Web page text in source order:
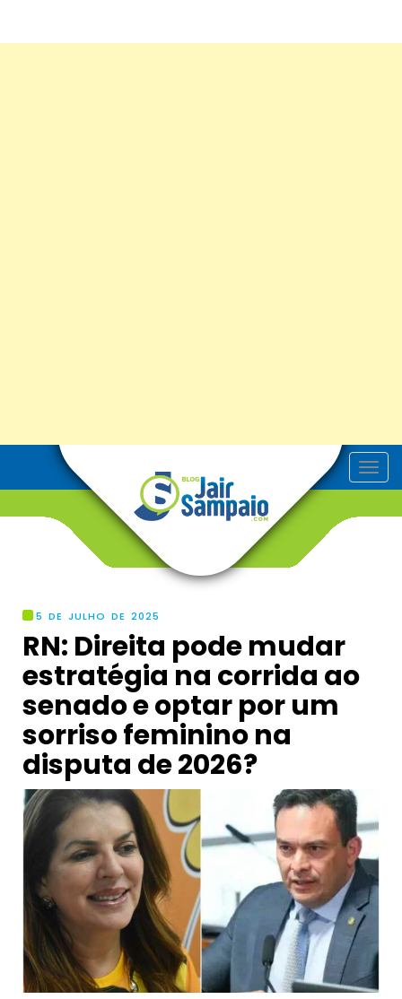
T
o
5 DE JULHO DE 2025
RN: Direita pode mudar
estratégia na corrida ao
senado e optar por um
sorriso feminino na
disputa de 2026?